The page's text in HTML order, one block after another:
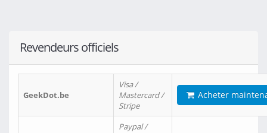
Revendeurs officiels
GeekDot.be
Visa /
Mastercard /
Stripe
Acheter
Paypal /